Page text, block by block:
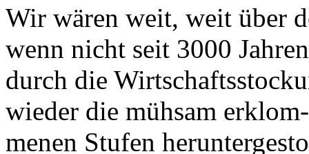
Wir wären weit, weit über
wenn nicht seit 3000 Jahren
durch die
wieder die mühsam erklom-
menen Stufen